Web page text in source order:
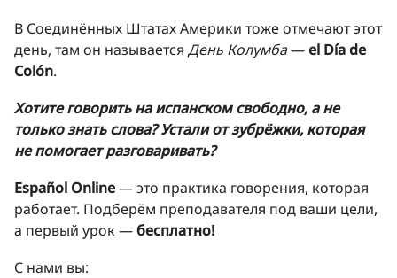
В Соединённых Штатах Америки тоже отмечают этот
день, там он называется День Колумба—el Día de
Colón.
Хотите говорить на испанском свободно, а не
только знать слова? Устали от зубрёжки, которая
не помогает разговаривать?
Español Online— это практика говорения, которая
работает. Подберём преподавателя под ваши цели,
а первый урок —бесплатно!
С нами вы: